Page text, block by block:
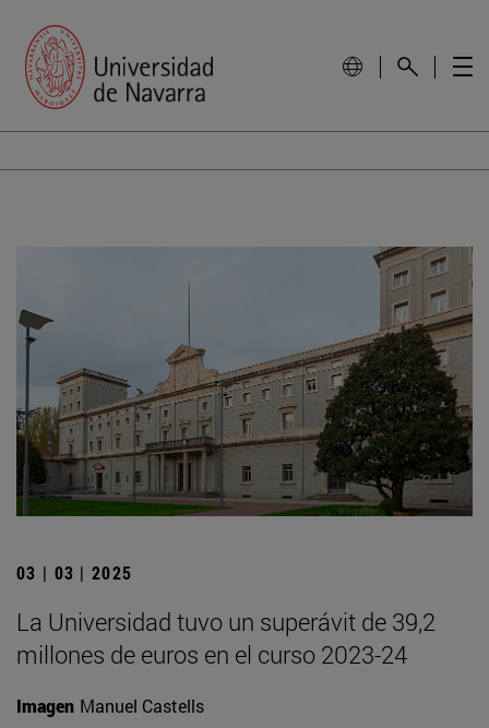
03 | 03 | 2025
La Universidad tuvo un superávit de 39,2
millones de euros en el curso 2023-24
Imagen Manuel Castells